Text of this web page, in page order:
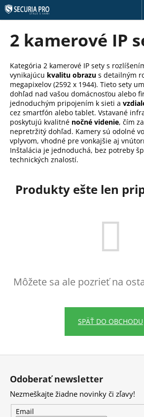
Prejsť
na
obsah
2 kamerové IP
Kategória 2 kamerové IP sety s
vynikajúcu kvalitu obrazu s detailným
megapixelov (2592 x 1944). Tieto sety
dohľad nad vašou domácnosťou alebo
jednoduchým pripojením k sieti a
cez smartfón alebo tablet. Vstavané
poskytujú kvalitné nočné videnie, čím
nepretržitý dohľad. Kamery sú odolné
vplyvom, vhodné pre vonkajšie aj
Inštalácia je jednoduchá, bez potreby
technických znalostí.
Produkty ešte len
Môžete sa ale pozrieť na
SPÄŤ DO OBCHODU
K
o
o
p
o
t
r
e
b
u
e
?
HĽADAŤ
O
d
p
Z
Odoberať newsletter
Nezmeškajte žiadne novinky či zľavy!
Email